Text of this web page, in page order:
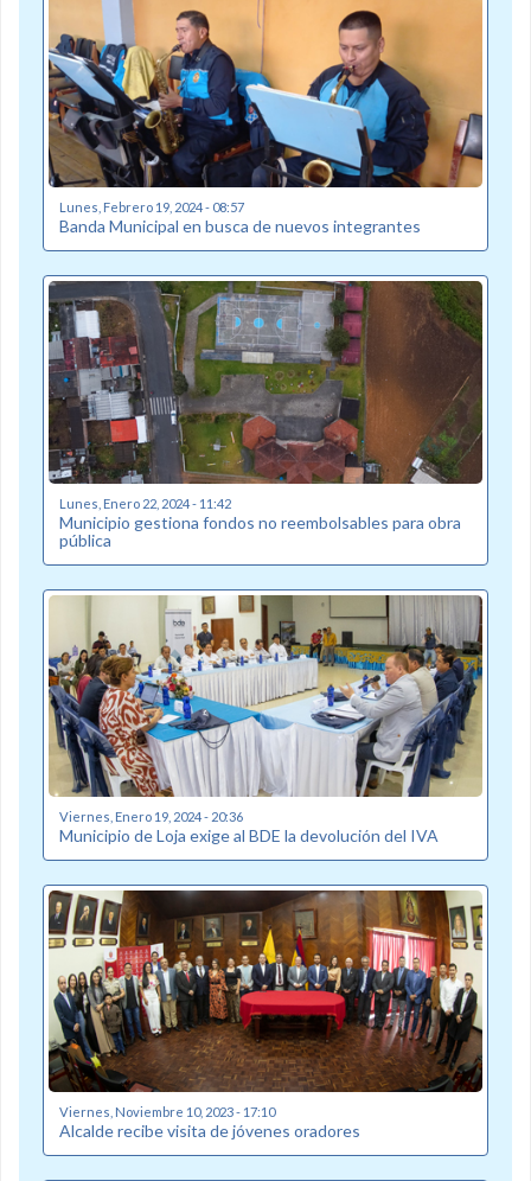
Lunes, Febrero 19, 2024 - 08:57
Banda Municipal en busca de nuevos integrantes
Lunes, Enero 22, 2024 - 11:42
Municipio gestiona fondos no reembolsables para obra
pública
Viernes, Enero 19, 2024 - 20:36
Municipio de Loja exige al BDE la devolución del IVA
Viernes, Noviembre 10, 2023 - 17:10
Alcalde recibe visita de jóvenes oradores